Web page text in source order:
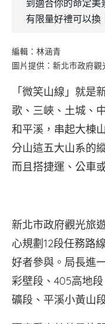
到適合你的命定美
有限量好禮可以換
編輯：林涵青
圖片提供：新北市政府觀
「微笑山線」就是
歌、三峽、土城、
和平溪，串起大棟
分山這五大山系的
而且搭捷運、公車
新北市政府觀光旅
心規劃12段任務路
好者參與。局長進
彩壁段、405高地
礦段、平溪小黃山